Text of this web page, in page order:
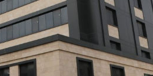
ქართული
Русский
български
Français